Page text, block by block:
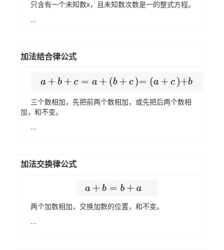
只含有一个未知数x，且未知数次数是一的整式方程。
...
加法结合律公式
三个数相加，先把前两个数相加，或先把后两个数相
加，和不变。
...
加法交换律公式
两个加数相加，交换加数的位置，和不变。
...